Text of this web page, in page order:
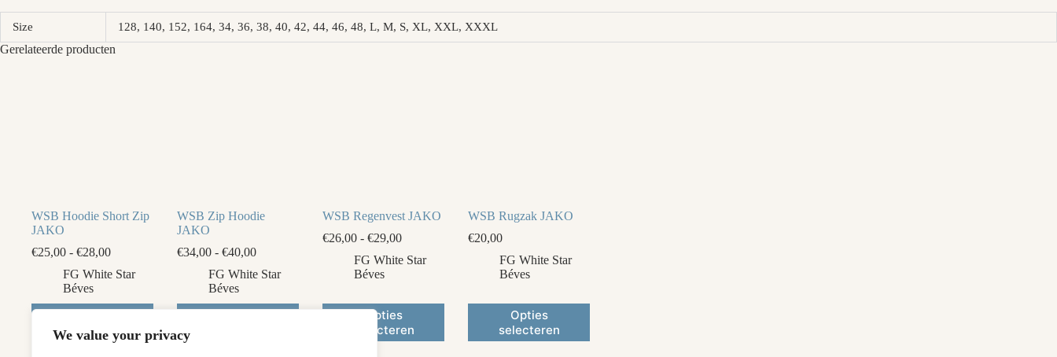
We value your privacy
Size 128, 140, 152, 164, 34, 36, 38, 40, 42, 44, 46, 48, L, M, S, XL, XXL, XXXL
Gerelateerde producten
WSB Hoodie Short Zip
JAKO
€25,00 - €28,00Prijsklasse:
tot
FG White Star
Béves
selecteren
Dit
heeft
WSB Zip Hoodie
JAKO
€34,00 - €40,00Prijsklasse:
tot
FG White Star
Béves
Dit
heeft
WSB Regenvest JAKO
€26,00 - €29,00Prijsklasse:
tot
FG White Star
Béves
Opties
selecteren
Dit
WSB Rugzak JAKO
€20,00
FG White Star
Béves
Opties
selecteren